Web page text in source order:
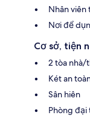
Nhân
Nơi để
Cơ sở, tiện
2 tòa nhà/
Két an
Sân hiên
Phòng đại